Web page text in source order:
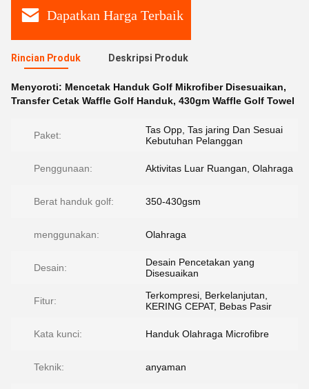
Dapatkan Harga Terbaik
Rincian Produk Deskripsi Produk
Menyoroti: Mencetak Handuk Golf Mikrofiber Disesuaikan,
Transfer Cetak Waffle Golf Handuk, 430gm Waffle Golf Towel
Paket:
Tas Opp, Tas jaring Dan Sesuai
Kebutuhan Pelanggan
Penggunaan: Aktivitas Luar Ruangan, Olahraga
Berat handuk golf: 350-430gsm
menggunakan: Olahraga
Desain:
Desain Pencetakan yang
Disesuaikan
Fitur:
Terkompresi, Berkelanjutan,
KERING CEPAT, Bebas Pasir
Kata kunci: Handuk Olahraga Microfibre
Teknik: anyaman